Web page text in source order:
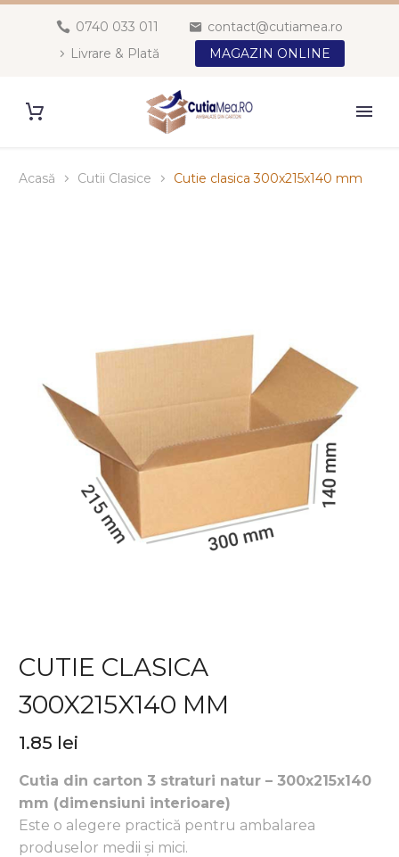
0740 033 011
contact@cutiamea.ro
Livrare & Plată
MAGAZIN ONLINE
Acasă Cutii Clasice Cutie clasica 300x215x140 mm
CUTIE CLASICA
300X215X140 MM
1.85 lei
Cutia din carton 3 straturi natur – 300x215x140
mm (dimensiuni interioare)
Este o alegere practică pentru ambalarea
produselor medii și mici.